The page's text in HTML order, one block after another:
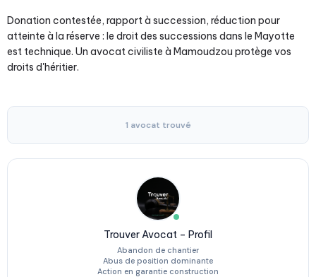
Donation contestée, rapport à succession, réduction pour
atteinte à la réserve : le droit des successions dans le Mayotte
est technique. Un avocat civiliste à Mamoudzou protège vos
droits d'héritier.
1 avocat trouvé
Trouver Avocat – Profil
Abandon de chantier
Abus de position dominante
Action en garantie construction